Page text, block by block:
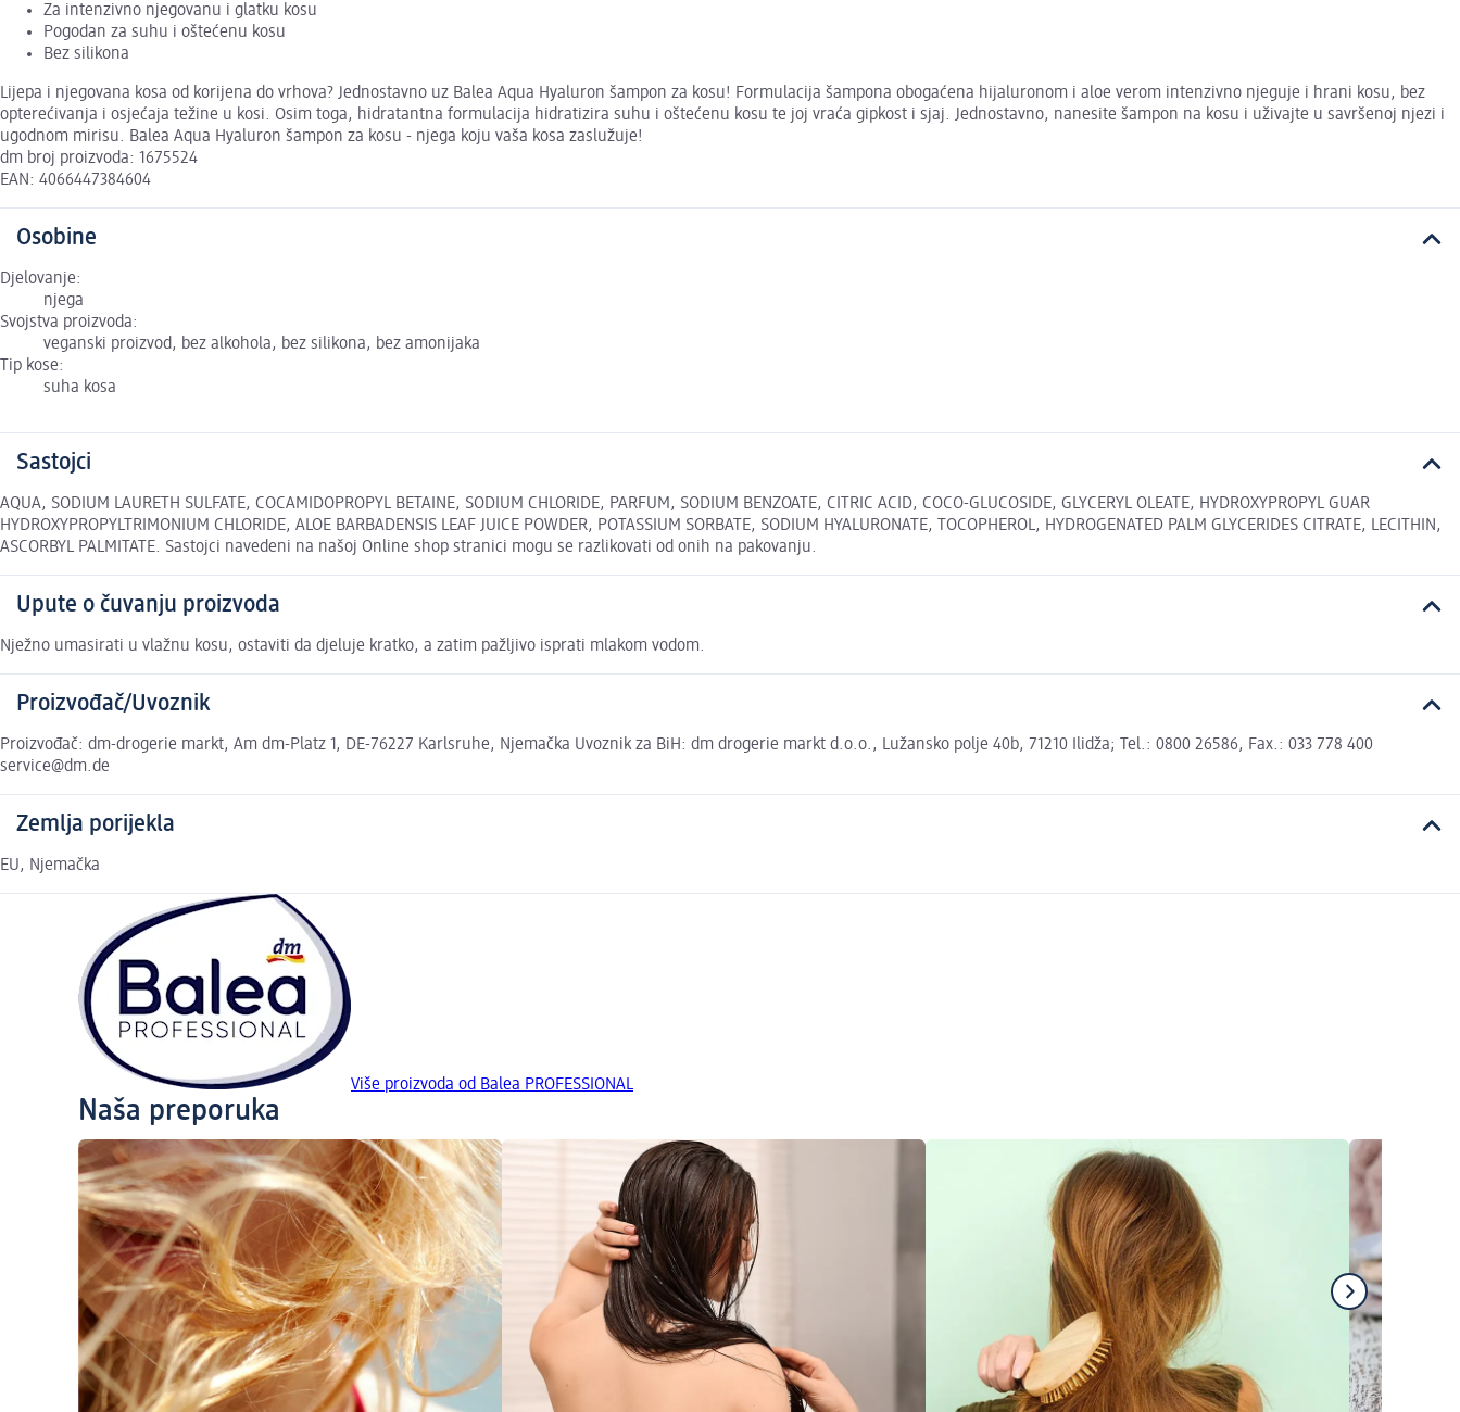
Za intenzivno njegovanu i glatku kosu
Pogodan za suhu i oštećenu kosu
Bez silikona
Lijepa i njegovana kosa od korijena do vrhova? Jednostavno uz Balea Aqua Hyaluron šampon za kosu! Formulacija šampona obogaćena hijaluronom i aloe verom intenzivno njeguje i hrani kosu, bez
opterećivanja i osjećaja težine u kosi. Osim toga, hidratantna formulacija hidratizira suhu i oštećenu kosu te joj vraća gipkost i sjaj. Jednostavno, nanesite šampon na kosu i uživajte u savršenoj njezi i
ugodnom mirisu. Balea Aqua Hyaluron šampon za kosu - njega koju vaša kosa zaslužuje!
dm broj proizvoda: 1675524
EAN: 4066447384604
Osobine
Djelovanje:
njega
Svojstva proizvoda:
veganski proizvod, bez alkohola, bez silikona, bez amonijaka
Tip kose:
suha kosa
Sastojci
AQUA, SODIUM LAURETH SULFATE, COCAMIDOPROPYL BETAINE, SODIUM CHLORIDE, PARFUM, SODIUM BENZOATE, CITRIC ACID, COCO-GLUCOSIDE, GLYCERYL OLEATE, HYDROXYPROPYL GUAR
HYDROXYPROPYLTRIMONIUM CHLORIDE, ALOE BARBADENSIS LEAF JUICE POWDER, POTASSIUM SORBATE, SODIUM HYALURONATE, TOCOPHEROL, HYDROGENATED PALM GLYCERIDES CITRATE, LECITHIN,
ASCORBYL PALMITATE. Sastojci navedeni na našoj Online shop stranici mogu se razlikovati od onih na pakovanju.
Upute o čuvanju proizvoda
Nježno umasirati u vlažnu kosu, ostaviti da djeluje kratko, a zatim pažljivo isprati mlakom vodom.
Proizvođač/Uvoznik
Proizvođač: dm-drogerie markt, Am dm-Platz 1, DE-76227 Karlsruhe, Njemačka Uvoznik za BiH: dm drogerie markt d.o.o., Lužansko polje 40b, 71210 Ilidža; Tel.: 0800 26586, Fax.: 033 778 400
service@dm.de
Zemlja porijekla
EU, Njemačka
Više proizvoda od Balea PROFESSIONAL
Naša preporuka